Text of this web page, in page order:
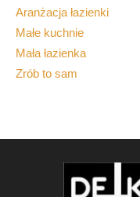
Aranżacja łazienki
Małe kuchnie
Mała łazienka
Zrób to sam